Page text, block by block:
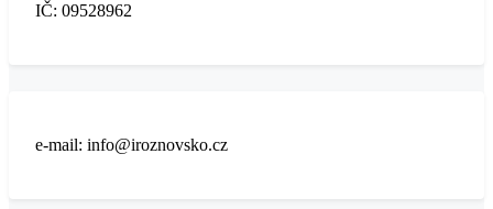
IČ: 09528962
e-mail: info@iroznovsko.cz